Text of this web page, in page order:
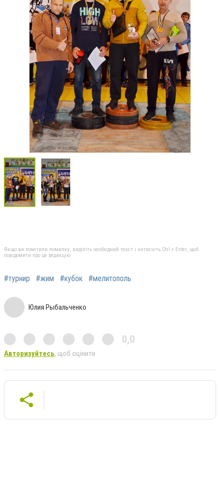
Якщо ви помітили помилку, виділіть необхідний текст і натисніть Ctrl + Enter, щоб
повідомити про це редакцію
#турнир #жим #кубок #мелитополь
Юлия Рыбальченко
0,0
Авторизуйтесь, щоб оцінити